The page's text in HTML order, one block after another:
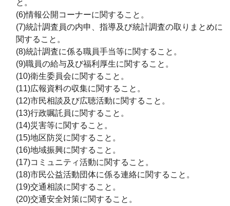
と。
(6)情報公開コーナーに関すること。
(7)統計調査員の内申、指導及び統計調査の取りまとめに
関すること。
(8)統計調査に係る職員手当等に関すること。
(9)職員の給与及び福利厚生に関すること。
(10)衛生委員会に関すること。
(11)広報資料の収集に関すること。
(12)市民相談及び広聴活動に関すること。
(13)行政嘱託員に関すること。
(14)災害等に関すること。
(15)地区防災に関すること。
(16)地域振興に関すること。
(17)コミュニティ活動に関すること。
(18)市民公益活動団体に係る連絡に関すること。
(19)交通相談に関すること。
(20)交通安全対策に関すること。